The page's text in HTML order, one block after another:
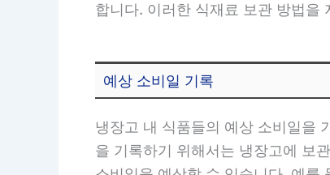
합니다. 이러한 식재료 보관 방법을
예상 소비일 기록
냉장고 내 식품들의 예상 소비일을
을 기록하기 위해서는 냉장고에 보